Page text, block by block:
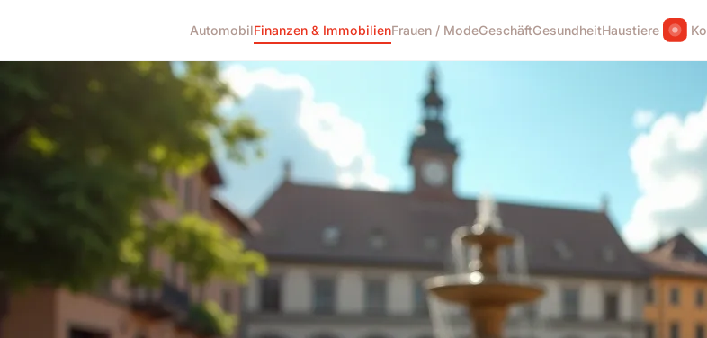
AutomobilFinanzen & ImmobilienFrauen / ModeGeschäftGesundheitHaustiere